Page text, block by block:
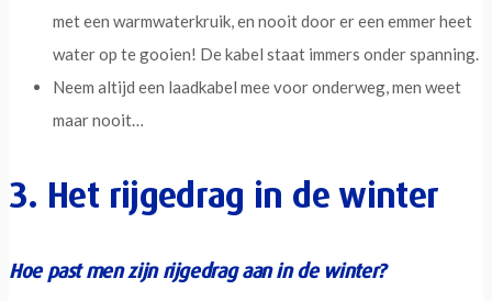
met een warmwaterkruik, en nooit door er een emmer heet
water op te gooien! De kabel staat immers onder spanning.
Neem altijd een laadkabel mee voor onderweg, men weet
maar nooit…
3. Het rijgedrag in de winter
Hoe past men zijn rijgedrag aan in de winter?